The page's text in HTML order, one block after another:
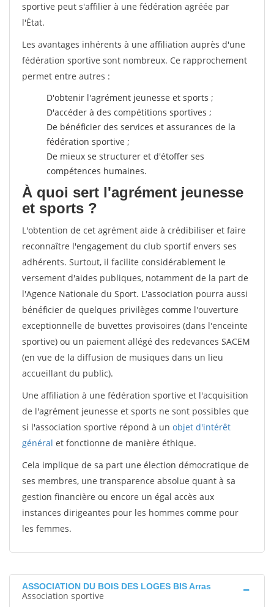
sportive peut s'affilier à une fédération agréée par
l'État.
Les avantages inhérents à une affiliation auprès d'une
fédération sportive sont nombreux. Ce rapprochement
permet entre autres :
D'obtenir l'agrément jeunesse et sports ;
D'accéder à des compétitions sportives ;
De bénéficier des services et assurances de la
fédération sportive ;
De mieux se structurer et d'étoffer ses
compétences humaines.
À quoi sert l'agrément jeunesse
et sports ?
L'obtention de cet agrément aide à crédibiliser et faire
reconnaître l'engagement du club sportif envers ses
adhérents. Surtout, il facilite considérablement le
versement d'aides publiques, notamment de la part de
l'Agence Nationale du Sport. L'association pourra aussi
bénéficier de quelques privilèges comme l'ouverture
exceptionnelle de buvettes provisoires (dans l'enceinte
sportive) ou un paiement allégé des redevances SACEM
(en vue de la diffusion de musiques dans un lieu
accueillant du public).
Une affiliation à une fédération sportive et l'acquisition
de l'agrément jeunesse et sports ne sont possibles que
si l'association sportive répond à un objet d'intérêt
général et fonctionne de manière éthique.
Cela implique de sa part une élection démocratique de
ses membres, une transparence absolue quant à sa
gestion financière ou encore un égal accès aux
instances dirigeantes pour les hommes comme pour
les femmes.
ASSOCIATION DU BOIS DES LOGES BIS Arras
Association sportive